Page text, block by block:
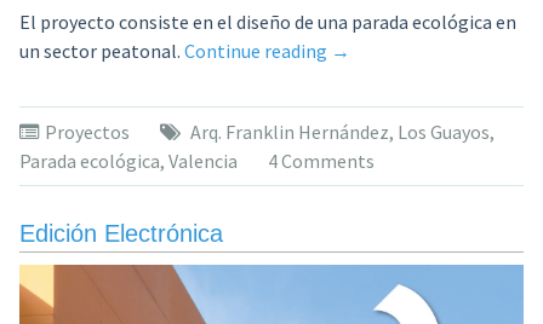
El proyecto consiste en el diseño de una parada ecológica en
un sector peatonal. Continue reading «Parada
en
Los
Guayos»
→
Proyectos Arq. Franklin Hernández, Los Guayos,
Parada ecológica, Valencia 4 Comments
Edición Electrónica